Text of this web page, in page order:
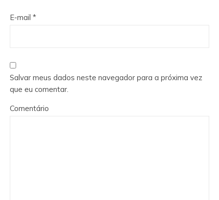
E-mail *
Salvar meus dados neste navegador para a próxima vez
que eu comentar.
Comentário